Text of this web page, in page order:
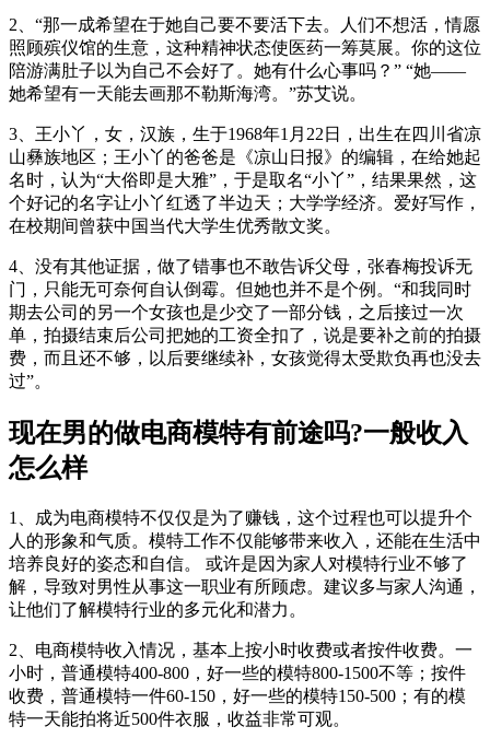
2、“那一成希望在于她自己要不要活下去。人们不想活，情愿
照顾殡仪馆的生意，这种精神状态使医药一筹莫展。你的这位
陪游满肚子以为自己不会好了。她有什么心事吗？” “她——
她希望有一天能去画那不勒斯海湾。”苏艾说。
3、王小丫，女，汉族，生于1968年1月22日，出生在四川省凉
山彝族地区；王小丫的爸爸是《凉山日报》的编辑，在给她起
名时，认为“大俗即是大雅”，于是取名“小丫”，结果果然，这
个好记的名字让小丫红透了半边天；大学学经济。爱好写作，
在校期间曾获中国当代大学生优秀散文奖。
4、没有其他证据，做了错事也不敢告诉父母，张春梅投诉无
门，只能无可奈何自认倒霉。但她也并不是个例。“和我同时
期去公司的另一个女孩也是少交了一部分钱，之后接过一次
单，拍摄结束后公司把她的工资全扣了，说是要补之前的拍摄
费，而且还不够，以后要继续补，女孩觉得太受欺负再也没去
过”。
现在男的做电商模特有前途吗?一般收入
怎么样
1、成为电商模特不仅仅是为了赚钱，这个过程也可以提升个
人的形象和气质。模特工作不仅能够带来收入，还能在生活中
培养良好的姿态和自信。 或许是因为家人对模特行业不够了
解，导致对男性从事这一职业有所顾虑。建议多与家人沟通，
让他们了解模特行业的多元化和潜力。
2、电商模特收入情况，基本上按小时收费或者按件收费。一
小时，普通模特400-800，好一些的模特800-1500不等；按件
收费，普通模特一件60-150，好一些的模特150-500；有的模
特一天能拍将近500件衣服，收益非常可观。